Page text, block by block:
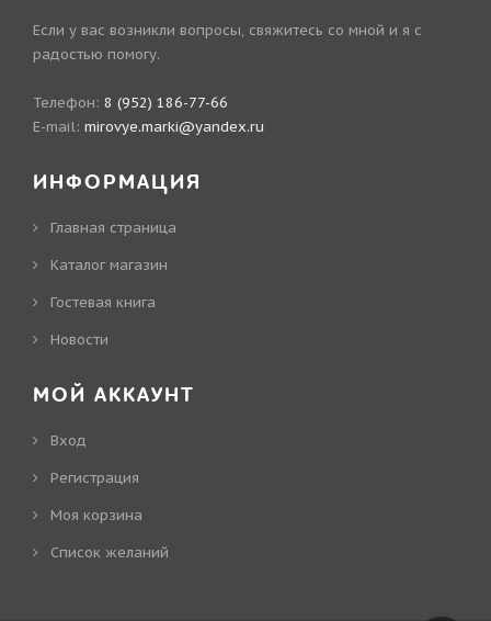
Если у вас возникли вопросы, свяжитесь со мной и я с
радостью помогу.
Телефон: 8 (952) 186-77-66
E-mail: mirovye.marki@yandex.ru
ИНФОРМАЦИЯ
Главная страница
Каталог магазин
Гостевая книга
Новости
МОЙ АККАУНТ
Вход
Регистрация
Моя корзина
Cписок желаний